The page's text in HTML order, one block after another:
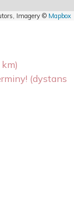
Imagery © Mapbox
(dystans